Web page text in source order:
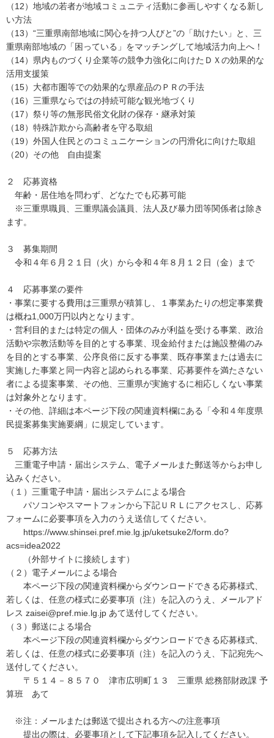
（12）地域の若者が地域コミュニティ活動に参画しやすくなる新し
い方法
（13）“三重県南部地域に関心を持つ人びと”の「助けたい」と、三
重県南部地域の「困っている」をマッチングして地域活力向上へ！
（14）県内ものづくり企業等の競争力強化に向けたＤＸの効果的な
活用支援策
（15）大都市圏等での効果的な県産品のＰＲの手法
（16）三重県ならではの持続可能な観光地づくり
（17）祭り等の無形民俗文化財の保存・継承対策
（18）特殊詐欺から高齢者を守る取組
（19）外国人住民とのコミュニケーションの円滑化に向けた取組
（20）その他 自由提案
２ 応募資格
年齢・居住地を問わず、どなたでも応募可能
※三重県職員、三重県議会議員、法人及び暴力団等関係者は除き
ます。
３ 募集期間
令和４年６月２１日（火）から令和４年８月１２日（金）まで
４ 応募事業の要件
・事業に要する費用は三重県が積算し、１事業あたりの想定事業費
は概ね1,000万円以内となります。
・営利目的または特定の個人・団体のみが利益を受ける事業、政治
活動や宗教活動等を目的とする事業、現金給付または施設整備のみ
を目的とする事業、公序良俗に反する事業、既存事業または過去に
実施した事業と同一内容と認められる事業、応募要件を満たさない
者による提案事業、その他、三重県が実施するに相応しくない事業
は対象外となります。
・その他、詳細は本ページ下段の関連資料欄にある「令和４年度県
民提案募集実施要綱」に規定しています。
５ 応募方法
三重電子申請・届出システム、電子メールまた郵送等からお申し
込みください。
（１）三重電子申請・届出システムによる場合
パソコンやスマートフォンから下記ＵＲＬにアクセスし、応募
フォームに必要事項を入力のうえ送信してください。
https://www.shinsei.pref.mie.lg.jp/uketsuke2/form.do?
acs=idea2022
（外部サイトに接続します）
（２）電子メールによる場合
本ページ下段の関連資料欄からダウンロードできる応募様式、
若しくは、任意の様式に必要事項（注）を記入のうえ、メールアド
レス zaisei@pref.mie.lg.jp あて送付してください。
（３）郵送による場合
本ページ下段の関連資料欄からダウンロードできる応募様式、
若しくは、任意の様式に必要事項（注）を記入のうえ、下記宛先へ
送付してください。
〒５１４－８５７０ 津市広明町１３ 三重県 総務部財政課 予
算班 あて
※注：メールまたは郵送で提出される方への注意事項
提出の際は、必要事項として下記事項を記入してください。